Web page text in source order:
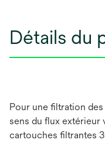
Détails du
Pour une filtration
sens du flux extérieur
cartouches filtrantes